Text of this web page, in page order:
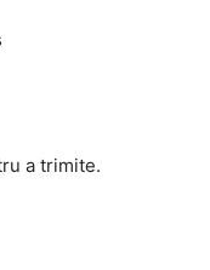
a trimite.